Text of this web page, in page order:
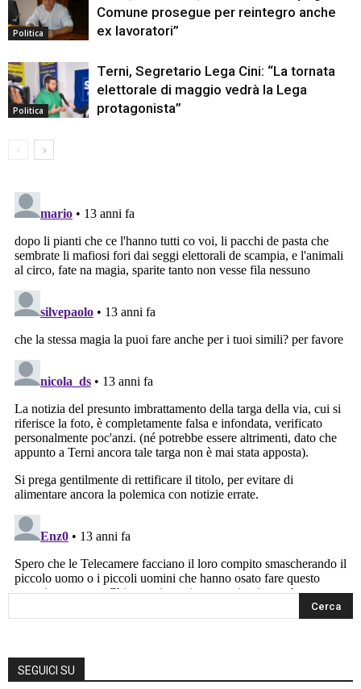
Politica
Comune prosegue per reintegro anche
ex lavoratori”
Politica
Terni, Segretario Lega Cini: “La tornata
elettorale di maggio vedrà la Lega
protagonista”
SEGUICI SU